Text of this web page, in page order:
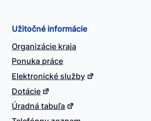
Užitočné informácie
Organizácie kraja
Ponuka práce
Elektronické služby
Dotácie
Úradná tabuľa